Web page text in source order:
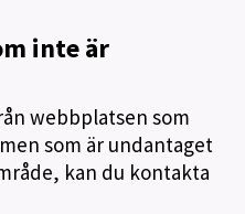
inte är
webbplatsen som
som är undantaget
kan du kontakta